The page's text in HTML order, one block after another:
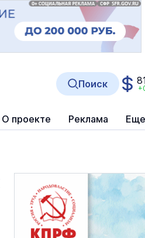
О проекте Реклама Еще
Поиск